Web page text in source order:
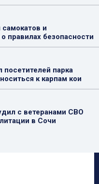
и
правилах безопасности
посетителей парка
к карпам кои
с ветеранами СВО
в Сочи